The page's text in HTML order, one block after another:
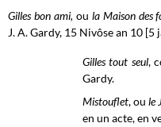
Gilles bon ami, ou la Maison des
J. A. Gardy, 15 Nivôse an 10
Gilles tout seul,
Gardy.
Mistouflet, oule
en un acte, en